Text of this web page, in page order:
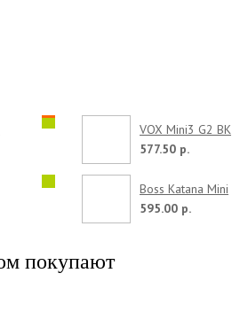
VOX Mini3 G2 BK
577.50 р.
Boss Katana Mini
595.00 р.
покупают